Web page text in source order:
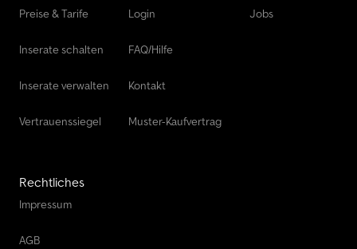
Preise & Tarife
Inserate schalten
Inserate verwalten
Vertrauenssiegel
Login
FAQ/Hilfe
Kontakt
Muster-Kaufvertrag
Jobs
Rechtliches
Impressum
AGB